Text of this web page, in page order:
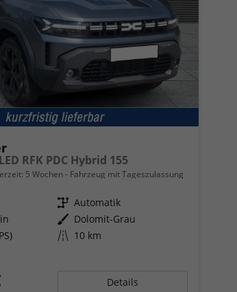
RFK PDC Hybrid 155
5 Wochen Fahrzeug mit Tageszulassung
Getriebe Automatik
Außenfarbe Dolomit-Grau
Kilometerstand 10 km
Details